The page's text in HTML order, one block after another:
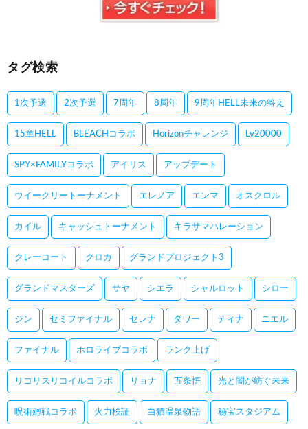
タグ検索
1次予選 2次予選 7周年 8周年 9周年HELL未来の答え
15章HELL BLEACHコラボ Horizonチャレンジ Lv20000
SPY×FAMILYコラボ アイリス アップデート
ウイークリートーナメント エレノア エンマ オスクロル
カイル キャッシュトーナメント キラサマハレーション
クレーコート クロカ グランドプロジェクト3
グランドマスターズ サヤ シエラ シャルロット シロー
ジン セミファイナル セレナ タワー ティナ ニエル
ファイナル ホロライブコラボ ランク上げ
リコリスリコイルコラボ リョナ 五条悟 光と闇が紡ぐ未来
呪術廻戦コラボ 火力検証 白猫温泉物語 秘宝スタジアム